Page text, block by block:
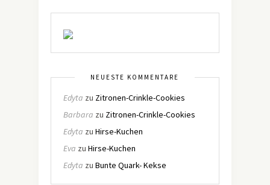
NEUESTE KOMMENTARE
Edyta zu Zitronen-Crinkle-Cookies
Barbara zu Zitronen-Crinkle-Cookies
Edyta zu Hirse-Kuchen
Eva zu Hirse-Kuchen
Edyta zu Bunte Quark- Kekse